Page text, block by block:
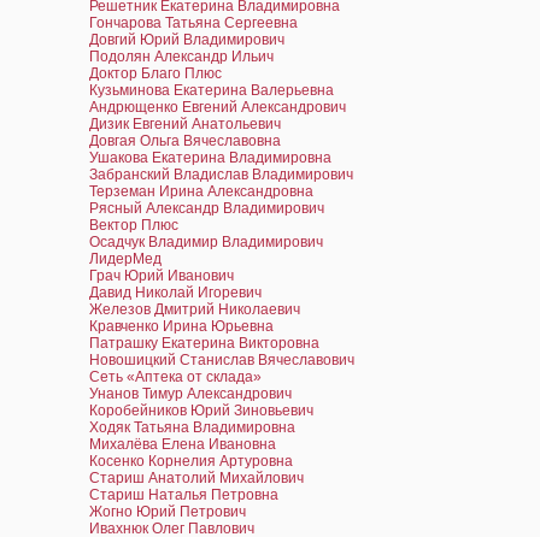
Решетник Екатерина Владимировна
Гончарова Татьяна Сергеевна
Довгий Юрий Владимирович
Подолян Александр Ильич
Доктор Благо Плюс
Кузьминова Екатерина Валерьевна
Андрющенко Евгений Александрович
Дизик Евгений Анатольевич
Довгая Ольга Вячеславовна
Ушакова Екатерина Владимировна
Забранский Владислав Владимирович
Терземан Ирина Александровна
Рясный Александр Владимирович
Вектор Плюс
Осадчук Владимир Владимирович
ЛидерМед
Грач Юрий Иванович
Давид Николай Игоревич
Железов Дмитрий Николаевич
Кравченко Ирина Юрьевна
Патрашку Екатерина Викторовна
Новошицкий Станислав Вячеславович
Сеть «Аптека от склада»
Унанов Тимур Александрович
Коробейников Юрий Зиновьевич
Ходяк Татьяна Владимировна
Михалёва Елена Ивановна
Косенко Корнелия Артуровна
Стариш Анатолий Михайлович
Стариш Наталья Петровна
Жогно Юрий Петрович
Ивахнюк Олег Павлович